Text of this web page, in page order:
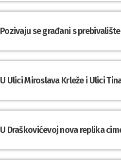
Pozivaju se građani s
U Ulici Miroslava Krleže i Ulici
U Draškovićevoj nova replika